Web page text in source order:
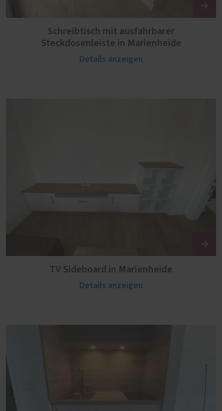
Schreibtisch mit ausfahrbarer
Steckdosenleiste in Marienheide
Details anzeigen
TV Sideboard in Marienheide
Details anzeigen